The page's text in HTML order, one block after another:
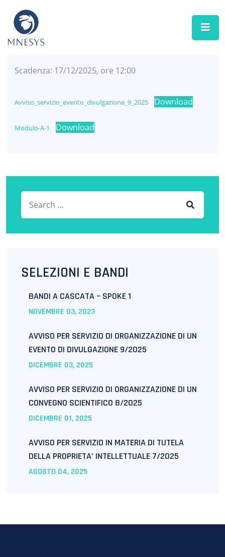
MNESYS
Scadenza: 17/12/2025, ore 12:00
Avviso_servizio_evento_divulgazione_9_2025 Download
Modulo-A-1 Download
Search for:
SELEZIONI E BANDI
BANDI A CASCATA – SPOKE 1
NOVEMBRE 03, 2023
AVVISO PER SERVIZIO DI ORGANIZZAZIONE DI UN
EVENTO DI DIVULGAZIONE 9/2025
DICEMBRE 03, 2025
AVVISO PER SERVIZIO DI ORGANIZZAZIONE DI UN
CONVEGNO SCIENTIFICO 8/2025
DICEMBRE 01, 2025
AVVISO PER SERVIZIO IN MATERIA DI TUTELA
DELLA PROPRIETA’ INTELLETTUALE 7/2025
AGOSTO 04, 2025